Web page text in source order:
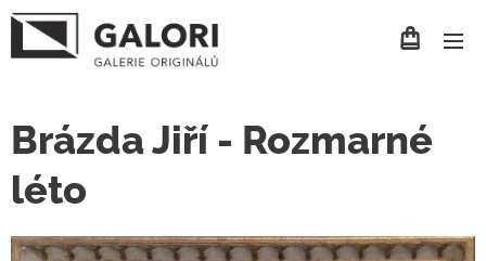
Brázda Jiří - Rozmarné
léto